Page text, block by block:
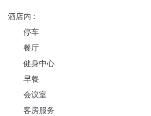
酒店内
停车
餐厅
健身中心
早餐
会议室
客房服务